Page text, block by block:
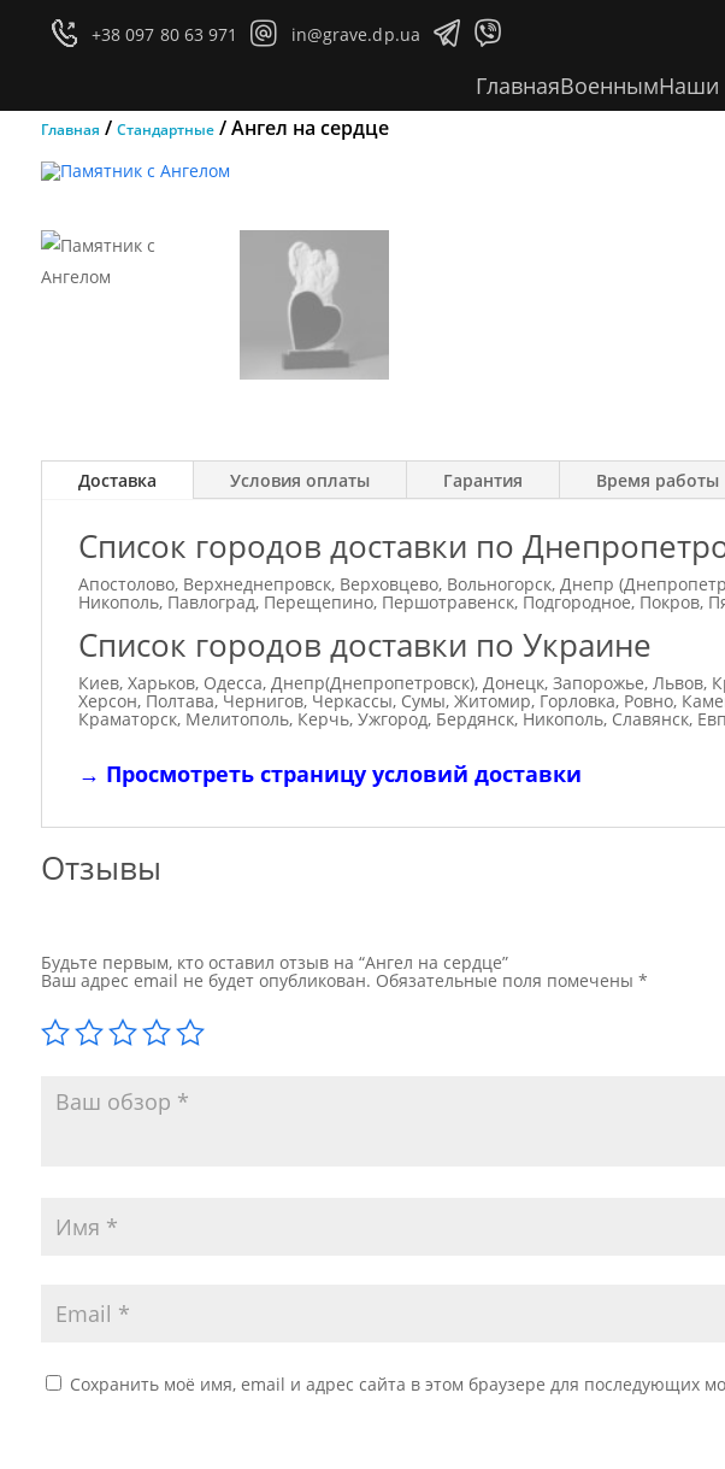
 +38 097 80 63 971  in@grave.dp.ua  
ГлавнаяВоеннымНаши
Главная / Стандартные/ Ангел на сердце
Доставка Условия оплаты Гарантия Время работы
Список городов доставки по
Апостолово, Верхнеднепровск, Верховцево, Вольногорск, Днепр
Никополь, Павлоград, Перещепино, Першотравенск, Подгородное, Покров,
Список городов доставки по Украине
Киев, Харьков, Одесса, Днепр(Днепропетровск), Донецк, Запорожье,
Херсон, Полтава, Чернигов, Черкассы, Сумы, Житомир, Горловка, Ровно,
Краматорск, Мелитополь, Керчь, Ужгород, Бердянск, Никополь, Славянск,
→ Просмотреть страницу условий доставки
Отзывы
Будьте первым, кто оставил отзыв на “Ангел на сердце”
Ваш адрес email не будет опубликован. Обязательные поля помечены *
Сохранить моё имя, email и адрес сайта в этом браузере для последующих